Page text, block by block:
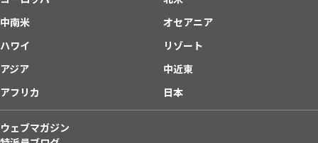
中南米
オセアニア
ハワイ
リゾート
アジア
中近東
アフリカ
日本
ウェブマガジン